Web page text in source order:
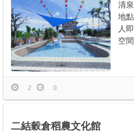
清
地
人
空
2 0
二結穀倉稻農文化館